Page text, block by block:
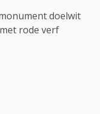
doelwit
rode verf